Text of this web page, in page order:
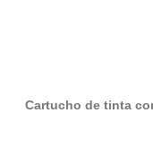
Cartucho de tinta
21 con Canon